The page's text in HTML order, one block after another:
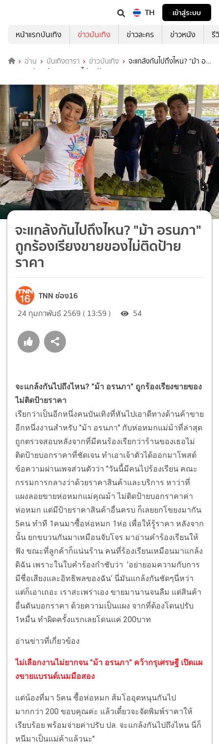
TH
เข้าสู่ระบบ
หน้าแรกบันเทิง
ข่าวบันเทิง ข่าวละคร ข่าวหนัง รี
อ่าน บันเทิงดารา ข่าวบันเทิง
จะแกล้งกันไปถึงไหน? "ม้า อร
นภา" ถูกร้องเรียงขายของไม่ติดป้ายราคา
จะแกล้งกันไปถึงไหน? "ม้า อรนภา"
ถูกร้องเรียงขายของไม่ติดป้าย
ราคา
TNN ช่อง16
24 กุมภาพันธ์ 2569 ( 13:59 ) 54
จะแกล้งกันไปถึงไหน? "ม้า อรนภา" ถูกร้องเรียงขายของ
ไม่ติดป้ายราคา
เรียกว่าเป็นอีกหนึ่งคนบันเทิงที่หันไปเอาดีทางด้านค้าขาย
อีกหนึ่งงานสำหรับ "ม้า อรนภา" กับห่อหมกแม่ม้าที่ล่าสุด
ถูกตรวจสอบหลังจากที่มีคนร้องเรียกว่าร้านของเธอไม่
ติดป้ายบอกราคาที่ชัดเจน ทำเอาเจ้าตัวได้ออกมาโพสต์
ข้อความผ่านเพจส่วนตัวว่า "วันนี้มีคนไปร้องเรียน คณะ
กรรมการกลางว่าด้วยราคาสินค้าและบริการ หาว่าที่
แผงลอยขายห่อหมกแม่คุณม้า ไม่ติดป้ายบอกราคาค่า
ห่อหมก แต่มีป้ายราคาสินค้าอื่นครบ ก็เลยยกโขยงมากัน
5คน ทำที 1คนมาซื้อห่อหมก 1ห่อ เพื่อให้รู้ราคา หลังจาก
นั้น ยกขบวนกันมาเหมือนจับโจร มาอ่านคำร้องเรียนให้
ฟัง ขณะที่ลูกค้าก็แน่นร้าน คนที่ร้องเรียนเหมือนมาแกล้ง
ดิฉัน เพราะในใบคำร้องกำชับว่า ’อย่ายอมความกับการ
มีชื่อเสียงและอิทธิพลของฉัน‘ นี่มันแกล้งกันชัดๆนี่หว่า
แต่ก็เอาเถอะ เราสะเพร่าเอง ขายมานานจนลืม แต่สินค้า
อื่นดันบอกราคา ด้วยความเป็นแผง จากที่ต้องโดนปรับ
1หมื่น ทำผิดครั้งแรกเลยโดนแค่ 200บาท
อ่านข่าวที่เกี่ยวข้อง
ไม่เลือกงานไม่ยากจน "ม้า อรนภา" คว้ากรุเศรษฐี เปิดแผ
งขายแบรนด์เนมมือสอง
แต่น้องที่มา 5คน ซื้อห่อหมก ส้มโออุดหนุนกันไป
มากกว่า 200 ขอบคุณค่ะ แล้วเดี๋ยวจะจัดพิมพ์ราคาให้
เรียบร้อย พร้อมจ่ายค่าปรับ ปล. จะแกล้งกันไปถึงไหน นี่ก็
หนีมาเป็นแม่ค้าแล้วนะ"